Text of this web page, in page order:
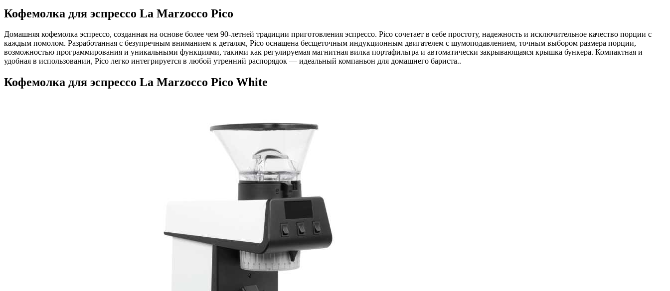
Кофемолка для эспрессо La Marzocco Pico
Домашняя кофемолка эспрессо, созданная на основе более чем 90-летней традиции приготовления эспрессо. Pico сочетает в себе простоту, надежность и исключительное качество порции с
каждым помолом. Разработанная с безупречным вниманием к деталям, Pico оснащена бесщеточным индукционным двигателем с шумоподавлением, точным выбором размера порции,
возможностью программирования и уникальными функциями, такими как регулируемая магнитная вилка портафильтра и автоматически закрывающаяся крышка бункера. Компактная и
удобная в использовании, Pico легко интегрируется в любой утренний распорядок — идеальный компаньон для домашнего бариста..
Кофемолка для эспрессо La Marzocco Pico White